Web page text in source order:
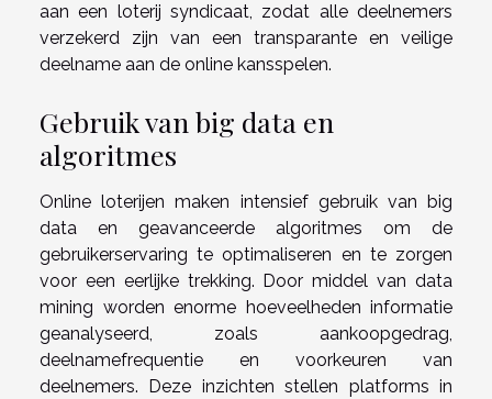
aan een loterij syndicaat, zodat alle deelnemers
verzekerd zijn van een transparante en veilige
deelname aan de online kansspelen.
Gebruik van big data en
algoritmes
Online loterijen maken intensief gebruik van big
data en geavanceerde algoritmes om de
gebruikerservaring te optimaliseren en te zorgen
voor een eerlijke trekking. Door middel van data
mining worden enorme hoeveelheden informatie
geanalyseerd, zoals aankoopgedrag,
deelnamefrequentie en voorkeuren van
deelnemers. Deze inzichten stellen platforms in